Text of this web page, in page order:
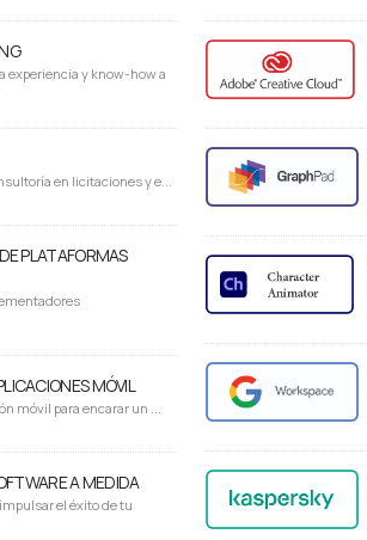
experiencia y know-how a
en licitaciones y e...
PLATAFORMAS
MÓVIL
móvil para encarar un ...
A MEDIDA
el éxito de tu